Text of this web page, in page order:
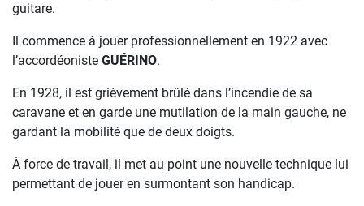
guitare.
Il commence à jouer professionnellement en 1922 avec
l’accordéoniste GUÉRINO.
En 1928, il est grièvement brûlé dans l’incendie de sa
caravane et en garde une mutilation de la main gauche, ne
gardant la mobilité que de deux doigts.
À force de travail, il met au point une nouvelle technique lui
permettant de jouer en surmontant son handicap.